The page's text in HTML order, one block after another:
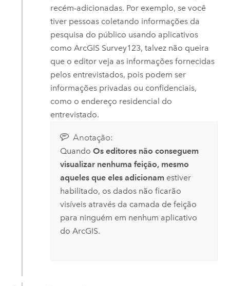
recém-adicionadas. Por exemplo, se você
tiver pessoas coletando informações da
pesquisa do público usando aplicativos
comoArcGIS Survey123, talvez não queira
que o editor veja as informações fornecidas
pelos entrevistados, pois podem ser
informações privadas ou confidenciais,
como o endereço residencial do
entrevistado.
Anotação:
Quando Os editores não conseguem
visualizar nenhuma feição, mesmo
aqueles que eles adicionamestiver
habilitado, os dados não ficarão
visíveis através da camada de feição
para ninguém em nenhum aplicativo
do ArcGIS.